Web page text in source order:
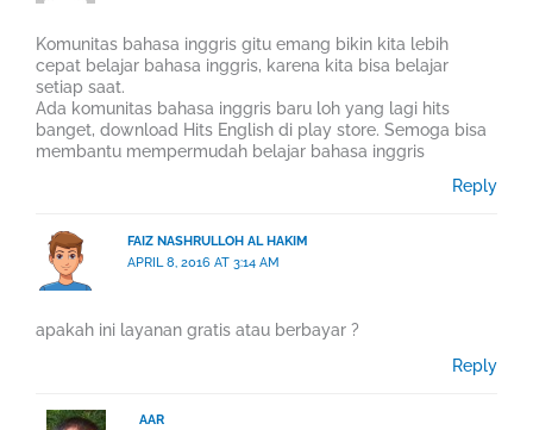
Komunitas bahasa inggris gitu emang bikin kita lebih
cepat belajar bahasa inggris, karena kita bisa belajar
setiap saat.
Ada komunitas bahasa inggris baru loh yang lagi hits
banget, download Hits English di play store. Semoga bisa
membantu mempermudah belajar bahasa inggris
Reply
FAIZ NASHRULLOH AL HAKIM
APRIL 8, 2016 AT 3:14 AM
apakah ini layanan gratis atau berbayar ?
Reply
AAR